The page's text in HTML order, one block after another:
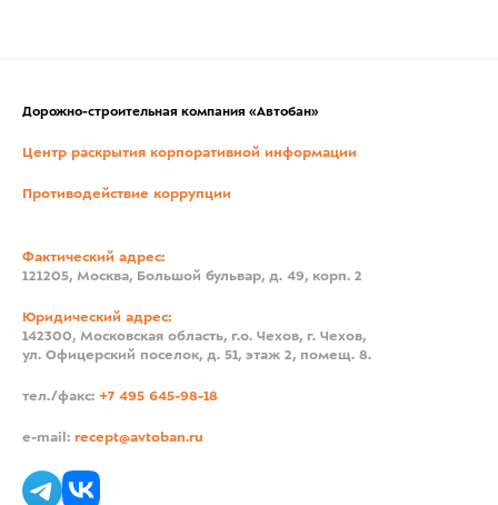
Дорожно-строительная компания «Автобан»
Центр раскрытия корпоративной информации
Противодействие коррупции
Фактический адрес:
121205, Москва, Большой бульвар, д. 49, корп. 2
Юридический адрес:
142300, Московская область, г.о. Чехов, г. Чехов,
ул. Офицерский поселок, д. 51, этаж 2, помещ. 8.
тел./факс: +7 495 645-98-18
e-mail: recept@avtoban.ru